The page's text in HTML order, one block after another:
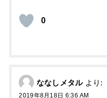
0
ななしメタル より:
2019年8月18日 6:36 AM